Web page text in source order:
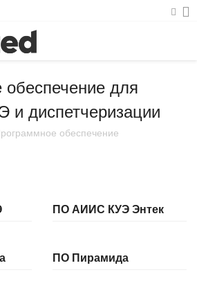
для
и диспетчеризации
обеспечение
ПО АИИС КУЭ Энтек
ПО Пирамида